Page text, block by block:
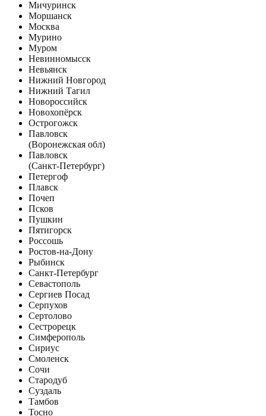
Мичуринск
Моршанск
Москва
Мурино
Муром
Невинномысск
Невьянск
Нижний Новгород
Нижний Тагил
Новороссийск
Новохопёрск
Острогожск
Павловск
(Воронежская обл)
Павловск
(Санкт-Петербург)
Петергоф
Плавск
Почеп
Псков
Пушкин
Пятигорск
Россошь
Ростов-на-Дону
Рыбинск
Санкт-Петербург
Севастополь
Сергиев Посад
Серпухов
Сертолово
Сестрорецк
Симферополь
Сириус
Смоленск
Сочи
Стародуб
Суздаль
Тамбов
Тосно